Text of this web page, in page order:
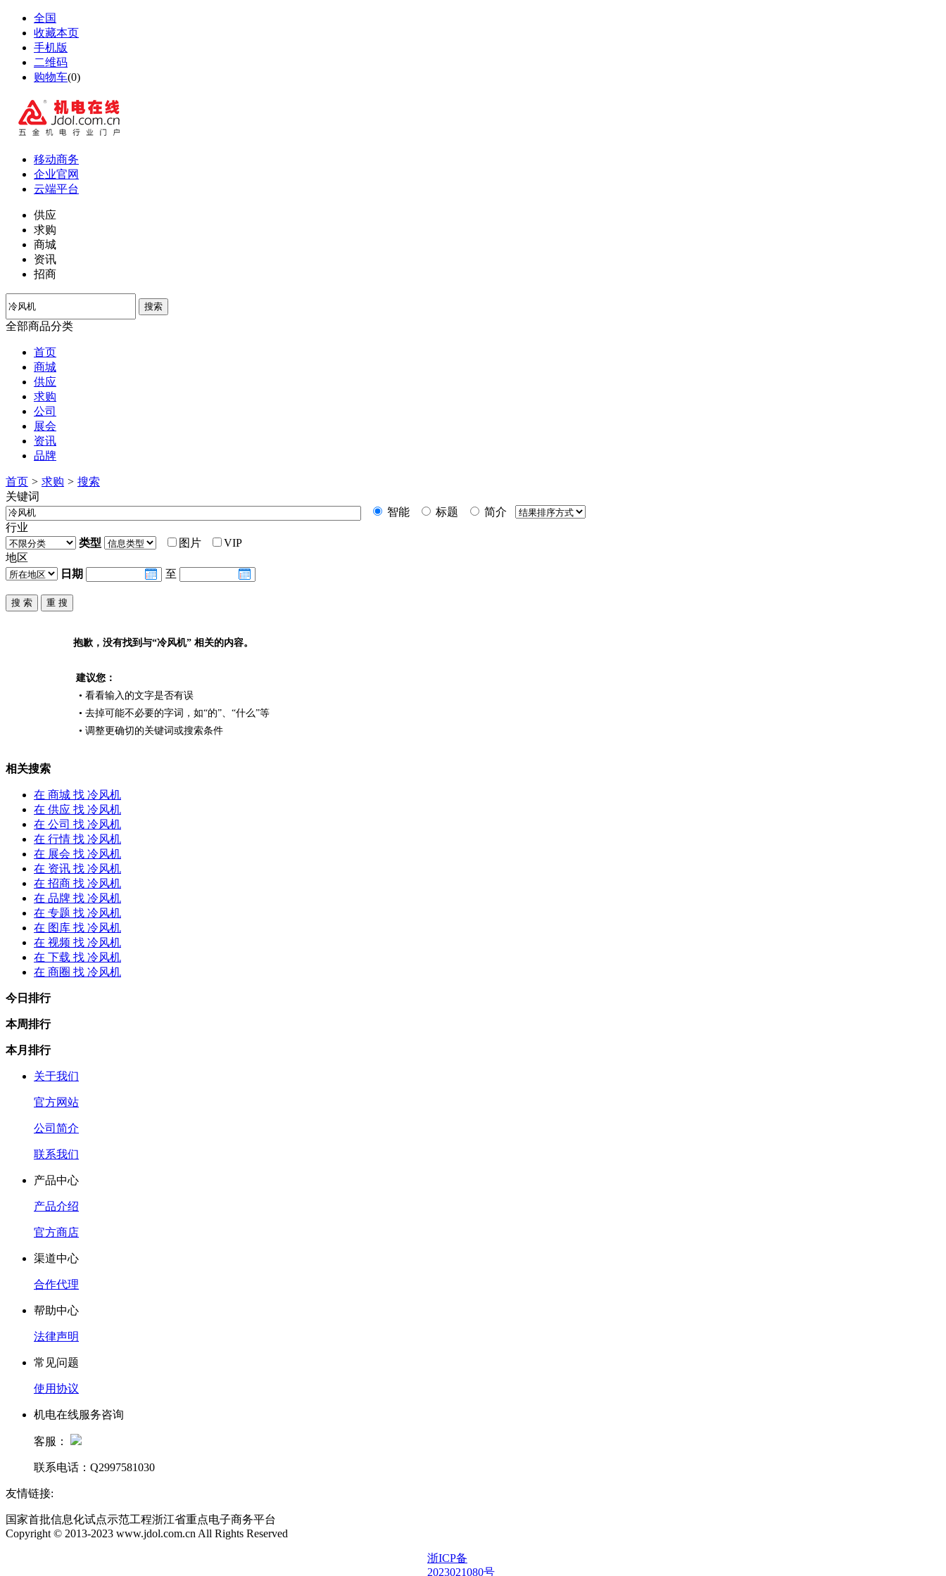
全国
收藏本页
手机版
二维码
购物车(0)
移动商务
企业官网
云端平台
供应
求购
商城
资讯
招商
搜索
全部商品分类
首页
商城
供应
求购
公司
展会
资讯
品牌
首页 > 求购 > 搜索
关键词
智能
标题
简介
行业
类型
图片
VIP
地区
日期
至
抱歉，没有找到与“冷风机” 相关的内容。
建议您：
• 看看输入的文字是否有误
• 去掉可能不必要的字词，如“的”、“什么”等
• 调整更确切的关键词或搜索条件
相关搜索
在 商城 找 冷风机
在 供应 找 冷风机
在 公司 找 冷风机
在 行情 找 冷风机
在 展会 找 冷风机
在 资讯 找 冷风机
在 招商 找 冷风机
在 品牌 找 冷风机
在 专题 找 冷风机
在 图库 找 冷风机
在 视频 找 冷风机
在 下载 找 冷风机
在 商圈 找 冷风机
今日排行
本周排行
本月排行
关于我们
官方网站
公司简介
联系我们
产品中心
产品介绍
官方商店
渠道中心
合作代理
帮助中心
法律声明
常见问题
使用协议
机电在线服务咨询
客服：
联系电话：Q2997581030
友情链接:
国家首批信息化试点示范工程浙江省重点电子商务平台
Copyright © 2013-2023 www.jdol.com.cn All Rights Reserved
浙ICP备
2023021080号